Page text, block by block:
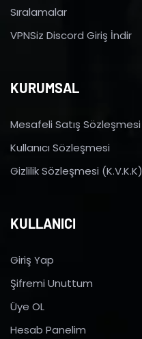
Sıralamalar
VPNSiz Discord Giriş İndir
KURUMSAL
Mesafeli Satış Sözleşmesi
Kullanıcı Sözleşmesi
Gizlilik Sözleşmesi (K.V.K.K)
KULLANICI
Giriş Yap
Şifremi Unuttum
Üye OL
Hesab Panelim